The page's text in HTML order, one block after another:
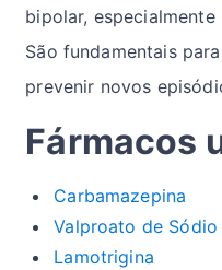
bipolar,
São fundamentais
prevenir novos
Fármacos
Carbamazepina
Valproato de Sódio
Lamotrigina